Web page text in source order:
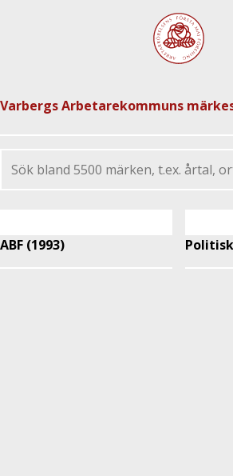
Varbergs Arbetarekommuns
ABF (1993) Politisk